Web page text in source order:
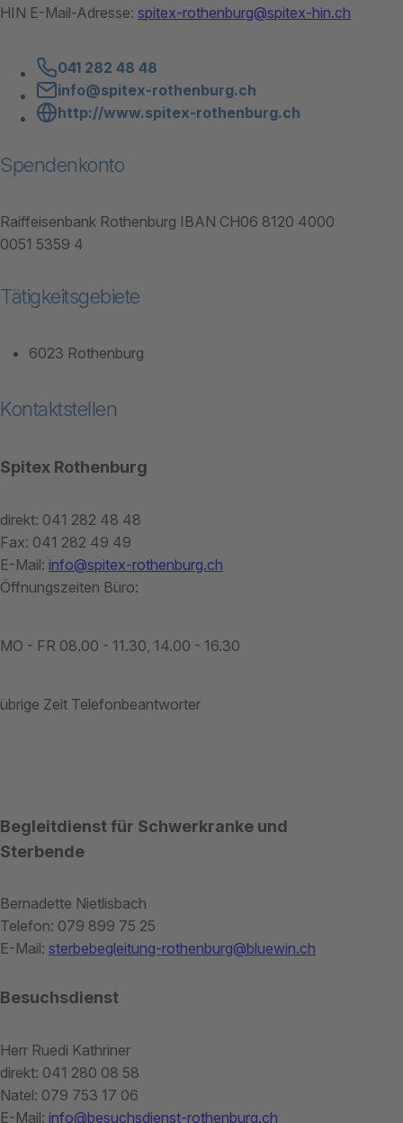
HIN E-Mail-Adresse: spitex-rothenburg@spitex-hin.ch
041 282 48 48
info@spitex-rothenburg.ch
http://www.spitex-rothenburg.ch
Spendenkonto
Raiffeisenbank Rothenburg IBAN CH06 8120 4000
0051 5359 4
Tätigkeitsgebiete
6023 Rothenburg
Kontaktstellen
Spitex Rothenburg
direkt: 041 282 48 48
Fax: 041 282 49 49
E-Mail: info@spitex-rothenburg.ch
Öffnungszeiten Büro:
MO - FR 08.00 - 11.30, 14.00 - 16.30
übrige Zeit Telefonbeantworter
Begleitdienst für Schwerkranke und
Sterbende
Bernadette Nietlisbach
Telefon: 079 899 75 25
E-Mail: sterbebegleitung-rothenburg@bluewin.ch
Besuchsdienst
Herr Ruedi Kathriner
direkt: 041 280 08 58
Natel: 079 753 17 06
E-Mail: info@besuchsdienst-rothenburg.ch